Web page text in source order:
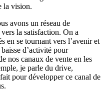
la vision.
avons un réseau de
la satisfaction. On a
en se tournant vers l’avenir et
d’activité pour
nos canaux de vente en les
je parle du drive,
pour développer ce canal de